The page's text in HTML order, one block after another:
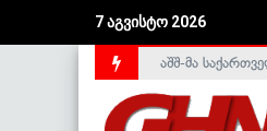
7 აგვისტო 2026
აშშ-მა